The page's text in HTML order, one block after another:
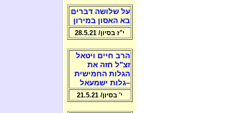
על שלושה דברים
בא האסון במירון
י"ז בסיון/ 28.5.21
הרב חיים ויטאל
זצ"ל חזה את
הגלות החמישית
–גלות ישמעאל
י' בסיון/ 21.5.21